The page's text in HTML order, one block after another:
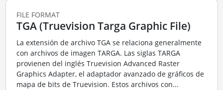
FILE FORMAT
TGA (Truevision Targa Graphic File)
La extensión de archivo TGA se relaciona generalmente
con archivos de imagen TARGA. Las siglas TARGA
provienen del inglés Truevision Advanced Raster
Graphics Adapter, el adaptador avanzado de gráficos de
mapa de bits de Truevision. Estos archivos con...